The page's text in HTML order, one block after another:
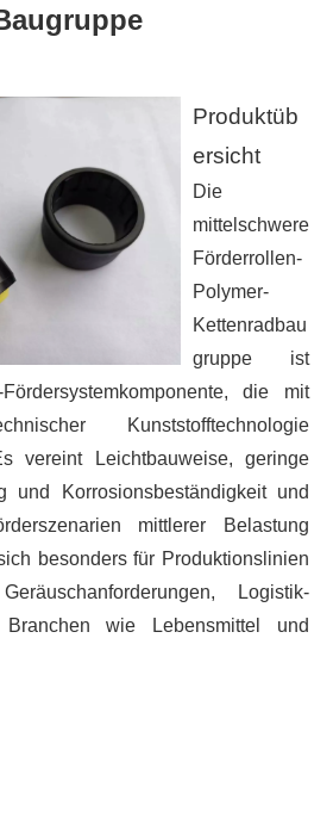
Produktüb
ersicht
Die
mittelschwere
Förderrollen-
Polymer-
Kettenradbau
gruppe ist
die mit
Kunststofftechnologie
vereint Leichtbauweise, geringe
und Korrosionsbeständigkeit und
mittlerer Belastung
besonders für Produktionslinien
Logistik-
Branchen wie Lebensmittel und